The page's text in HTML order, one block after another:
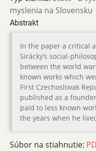
myslenia na Slovensku
Abstrakt
In the paper a critical
Sirácky’s social-
between the world
known works which
First Czechoslovak
published as a
paid to less known
the years when he
Súbor na stiahnutie: